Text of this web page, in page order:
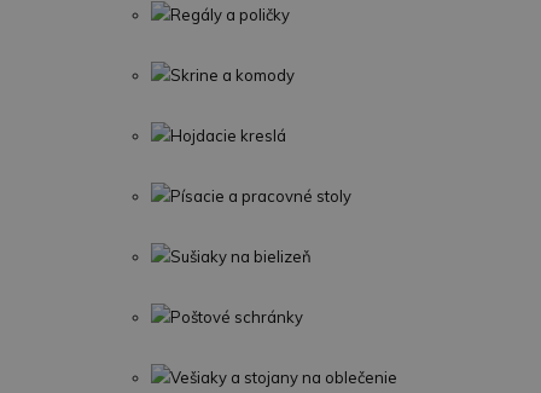
Regály a poličky
Skrine a komody
Hojdacie kreslá
Písacie a pracovné stoly
Sušiaky na bielizeň
Poštové schránky
Vešiaky a stojany na oblečenie